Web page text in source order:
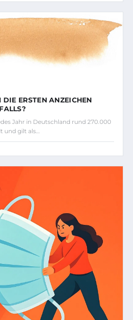
ERSTEN ANZEICHEN
Jahr in Deutschland rund 270.000
gilt als…